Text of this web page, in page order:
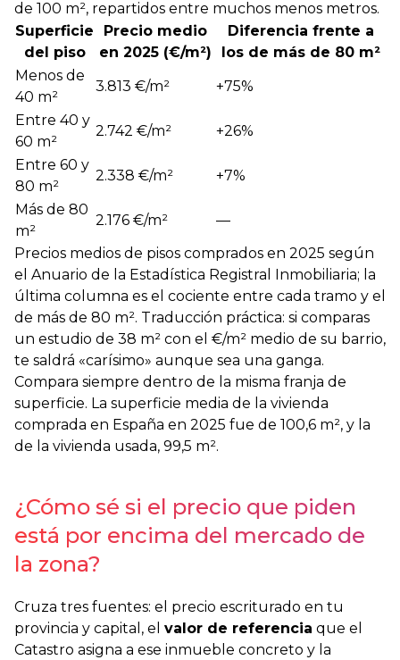
de 100 m², repartidos entre muchos menos metros.
Superficie
del piso
Precio medio
en 2025 (€/m²)
Diferencia frente a
los de más de 80 m²
Menos de
40 m²
3.813 €/m²
+75%
Entre 40 y
60 m²
2.742 €/m²
+26%
Entre 60 y
80 m²
2.338 €/m²
+7%
Más de 80
m²
2.176 €/m²
—
Precios medios de pisos comprados en 2025 según
el Anuario de la Estadística Registral Inmobiliaria; la
última columna es el cociente entre cada tramo y el
de más de 80 m². Traducción práctica: si comparas
un estudio de 38 m² con el €/m² medio de su barrio,
te saldrá «carísimo» aunque sea una ganga.
Compara siempre dentro de la misma franja de
superficie. La superficie media de la vivienda
comprada en España en 2025 fue de 100,6 m², y la
de la vivienda usada, 99,5 m².
¿Cómo sé si el precio que piden
está por encima del mercado de
la zona?
Cruza tres fuentes: el precio escriturado en tu
provincia y capital, el valor de referencia que el
Catastro asigna a ese inmueble concreto y la